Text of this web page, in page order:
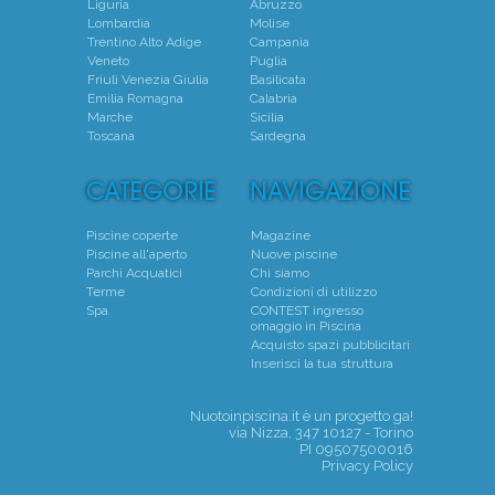
Liguria
Lombardia
Trentino Alto Adige
Veneto
Friuli Venezia Giulia
Emilia Romagna
Marche
Toscana
Abruzzo
Molise
Campania
Puglia
Basilicata
Calabria
Sicilia
Sardegna
Piscine coperte
Piscine all'aperto
Parchi Acquatici
Terme
Spa
Magazine
Nuove piscine
Chi siamo
Condizioni di utilizzo
CONTEST ingresso
omaggio in Piscina
Acquisto spazi pubblicitari
Inserisci la tua struttura
Nuotoinpiscina.it è un progetto ga!
via Nizza, 347 10127 - Torino
PI 09507500016
Privacy Policy